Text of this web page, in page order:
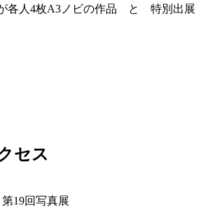
人4枚A3ノビの作品 と 特別出展
セス
19回写真展